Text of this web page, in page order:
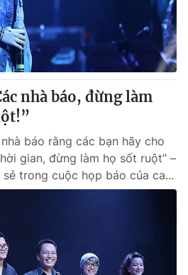
nhà báo, đừng làm
báo rằng các bạn hãy cho
gian, đừng làm họ sốt ruột” –
sẻ trong cuộc họp báo của ca...